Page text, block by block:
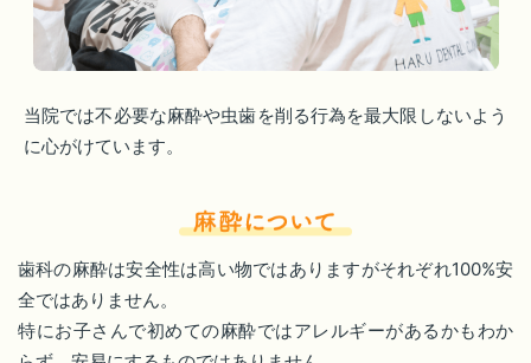
当院では不必要な麻酔や虫歯を削る行為を最大限しないよう
に心がけています。
歯科の麻酔は安全性は高い物ではありますがそれぞれ100%安
全ではありません。
特にお子さんで初めての麻酔ではアレルギーがあるかもわか